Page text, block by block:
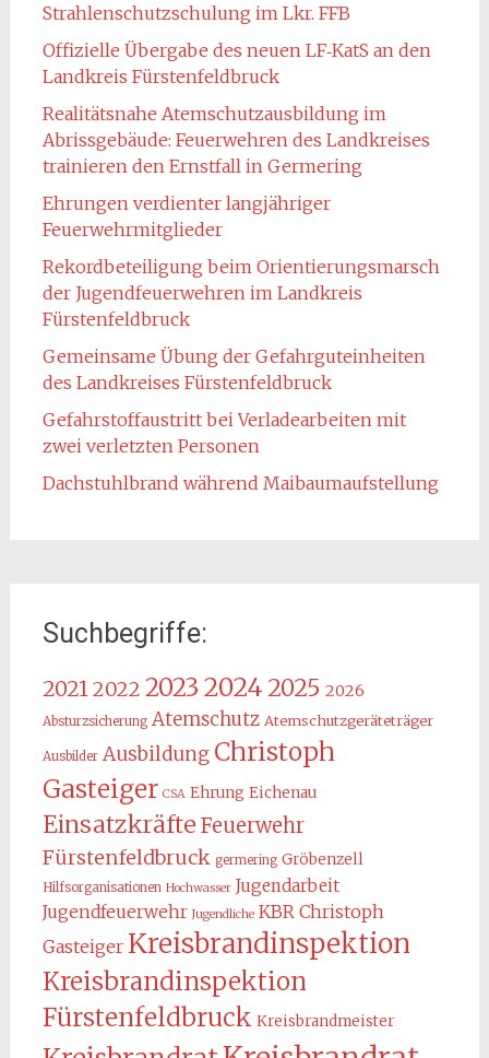
Strahlenschutzschulung im Lkr. FFB
Offizielle Übergabe des neuen LF‑KatS an den
Landkreis Fürstenfeldbruck
Realitätsnahe Atemschutzausbildung im
Abrissgebäude: Feuerwehren des Landkreises
trainieren den Ernstfall in Germering
Ehrungen verdienter langjähriger
Feuerwehrmitglieder
Rekordbeteiligung beim Orientierungsmarsch
der Jugendfeuerwehren im Landkreis
Fürstenfeldbruck
Gemeinsame Übung der Gefahrguteinheiten
des Landkreises Fürstenfeldbruck
Gefahrstoffaustritt bei Verladearbeiten mit
zwei verletzten Personen
Dachstuhlbrand während Maibaumaufstellung
Suchbegriffe:
20212022 2023 2024 2025 2026
Absturzsicherung Atemschutz Atemschutzgeräteträger
Ausbilder Ausbildung Christoph
Gasteiger CSA Ehrung Eichenau
Einsatzkräfte Feuerwehr
Fürstenfeldbruck germering Gröbenzell
Hilfsorganisationen Hochwasser Jugendarbeit
Jugendfeuerwehr Jugendliche KBR Christoph
Gasteiger Kreisbrandinspektion
Kreisbrandinspektion
Fürstenfeldbruck Kreisbrandmeister